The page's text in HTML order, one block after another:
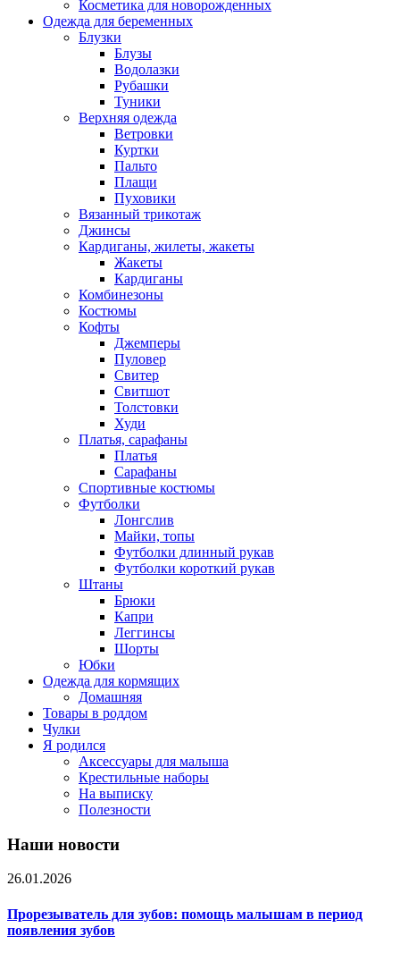
Косметика для новорожденных
Одежда для беременных
Блузки
Блузы
Водолазки
Рубашки
Туники
Верхняя одежда
Ветровки
Куртки
Пальто
Плащи
Пуховики
Вязанный трикотаж
Джинсы
Кардиганы, жилеты, жакеты
Жакеты
Кардиганы
Комбинезоны
Костюмы
Кофты
Джемперы
Пуловер
Свитер
Свитшот
Толстовки
Худи
Платья, сарафаны
Платья
Сарафаны
Спортивные костюмы
Футболки
Лонгслив
Майки, топы
Футболки длинный рукав
Футболки короткий рукав
Штаны
Брюки
Капри
Леггинсы
Шорты
Юбки
Одежда для кормящих
Домашняя
Товары в роддом
Чулки
Я родился
Аксессуары для малыша
Крестильные наборы
На выписку
Полезности
Наши новости
26.01.2026
Прорезыватель для зубов: помощь малышам в период
появления зубов